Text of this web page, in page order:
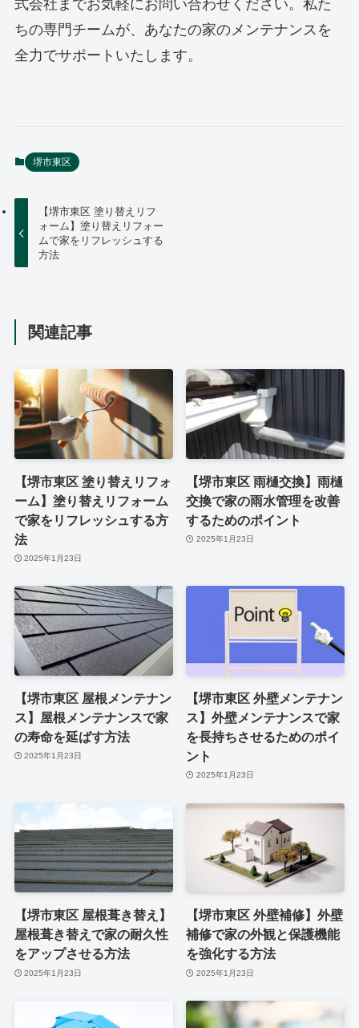
式会社までお気軽にお問い合わせください。私た
ちの専門チームが、あなたの家のメンテナンスを
全力でサポートいたします。
堺市東区
【堺市東区 塗り替えリフ
ォーム】塗り替えリフォー
ムで家をリフレッシュする
方法
関連記事
【堺市東区 塗り替えリフォ
ーム】塗り替えリフォーム
で家をリフレッシュする方
法
2025年1月23日
【堺市東区 雨樋交換】雨樋
交換で家の雨水管理を改善
するためのポイント
2025年1月23日
【堺市東区 屋根メンテナン
ス】屋根メンテナンスで家
の寿命を延ばす方法
2025年1月23日
【堺市東区 外壁メンテナン
ス】外壁メンテナンスで家
を長持ちさせるためのポイ
ント
2025年1月23日
【堺市東区 屋根葺き替え】
屋根葺き替えで家の耐久性
をアップさせる方法
2025年1月23日
【堺市東区 外壁補修】外壁
補修で家の外観と保護機能
を強化する方法
2025年1月23日